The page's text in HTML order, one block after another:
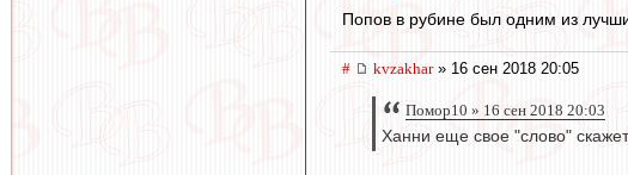
Попов в рубине был одним из
# kvzakhar» 16 сен 2018 20:05
Помор10 » 16 сен 2018 20:03
Ханни еще свое "слово"